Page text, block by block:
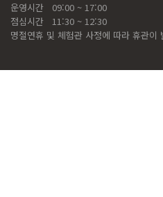
운영시간
09:00 ~ 17:00
점심시간
11:30 ~ 12:30
명절연휴 및 체험관 사정에 따라 휴관이